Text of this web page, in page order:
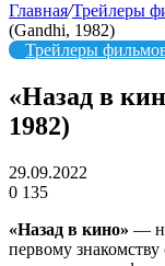
Главная/Трейлеры
(Gandhi, 1982)
Трейлеры
«Назад в
1982)
29.09.2022
0 135
«Назад в кино» —
первому